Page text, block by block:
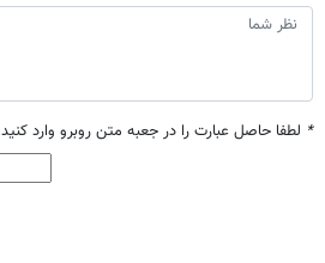
* لطفا حاصل عبارت را در جعبه متن روبرو وارد کنید